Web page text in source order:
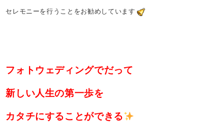
セレモニーを行うことをお勧めしています
フォトウェディングでだって
新しい人生の第一歩を
カタチにすることができる